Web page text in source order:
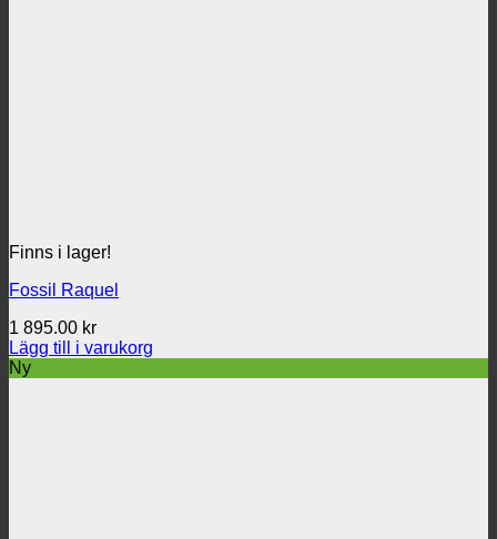
Finns i lager!
Fossil Raquel
1 895.00 kr
Lägg till i varukorg
Ny